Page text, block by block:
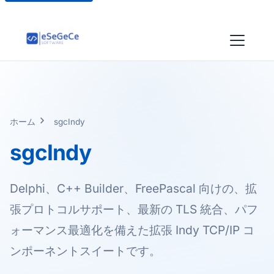
ホーム sgcIndy
sgcIndy
Delphi、C++ Builder、FreePascal 向けの、拡
張プロトコルサポート、最新の TLS 統合、パフ
ォーマンス最適化を備えた拡張 Indy TCP/IP コ
ンポーネントスイートです。